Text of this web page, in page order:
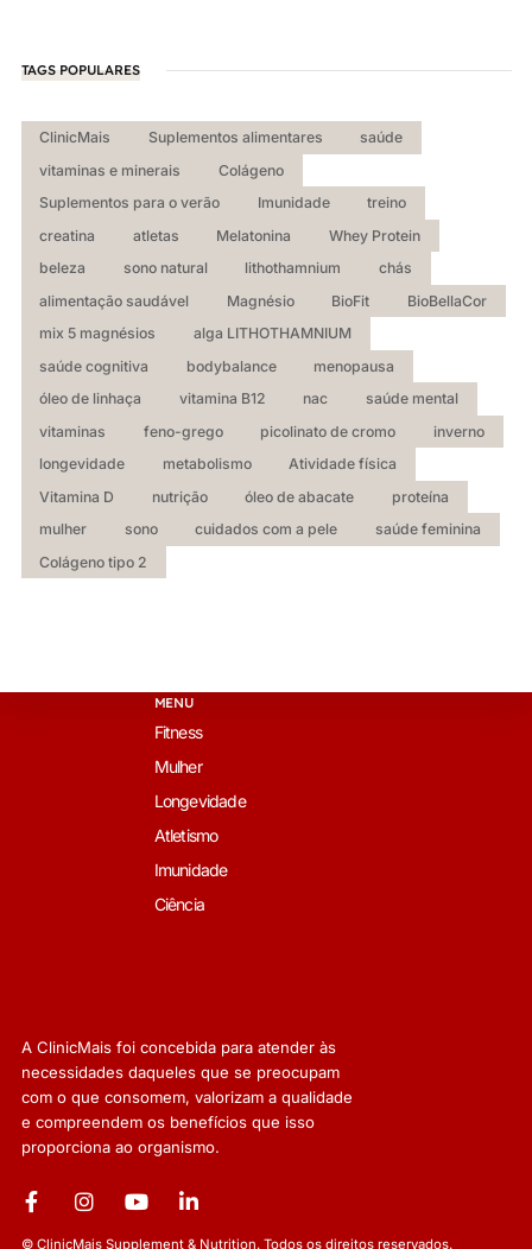
TAGS POPULARES
ClinicMais Suplementos alimentares
saúde
vitaminas e minerais
Colágeno
Suplementos para o verão
Imunidade
treino
creatina
atletas Melatonina
Whey Protein
beleza
sono natural lithothamnium
chás
alimentação saudável
Magnésio BioFit
BioBellaCor
mix 5 magnésios
alga LITHOTHAMNIUM
saúde cognitiva
bodybalance
menopausa
óleo de linhaça
vitamina B12 nac
saúde mental
vitaminas
feno-grego picolinato de cromo
inverno
longevidade
metabolismo
Atividade física
Vitamina D
nutrição óleo de abacate
proteína
mulher
sono cuidados com a pele
saúde feminina
Colágeno tipo 2
A ClinicMais foi concebida para atender às
necessidades daqueles que se preocupam
com o que consomem, valorizam a qualidade
e compreendem os benefícios que isso
proporciona ao organismo.
© ClinicMais Supplement & Nutrition. Todos os direitos reservados.
MENU
Fitness
Mulher
Longevidade
Atletismo
Imunidade
Ciência